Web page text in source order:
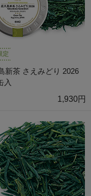
定
新茶 さえみどり 2026
入
1,930円